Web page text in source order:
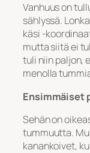
Vanhuus on
sählyssä.
käsi -
mutta siitä ei
tuli niin paljon,
menolla
Ensimmäiset
Sehän on
tummuutta.
kanankoivet,